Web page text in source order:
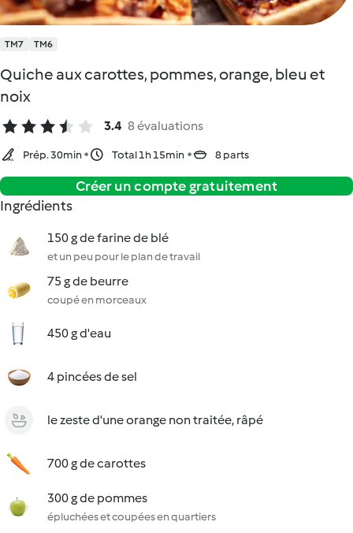
TM7 TM6
Quiche aux carottes, pommes, orange, bleu et
noix
3.4 8 évaluations
Prép. 30min Total 1h 15min 8 parts
Créer un compte gratuitement
Ingrédients
150 g de farine de blé
et un peu pour le plan de travail
75 g de beurre
coupé en morceaux
450 g d'eau
4 pincées de sel
le zeste d'une orange non traitée, râpé
700 g de carottes
300 g de pommes
épluchées et coupées en quartiers